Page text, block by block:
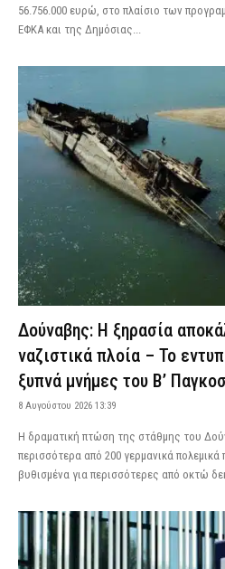
56.756.000 ευρώ, στο πλαίσιο των
ΕΦΚΑ και της Δημόσιας...
Δούναβης: Η ξηρασία
ναζιστικά πλοία – Το
ξυπνά μνήμες του Β’
8 Αυγούστου 2026 13:39
Η δραματική πτώση της στάθμης του
περισσότερα από 200 γερμανικά πολεμικά
βυθισμένα για περισσότερες από οκτώ